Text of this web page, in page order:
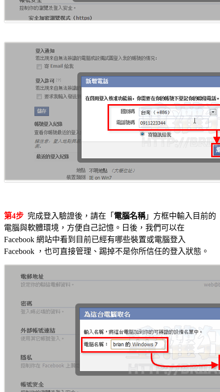
第4步 完成登入驗證後，請在「 電腦名稱」方框中輸入目前的
電腦與軟體環境，方便自己記憶。日後，我們可以在
Facebook 網站中看到目前已經有哪些裝置或電腦登入
Facebook ，也可直接管理、踢掉不是你所信任的登入狀態。